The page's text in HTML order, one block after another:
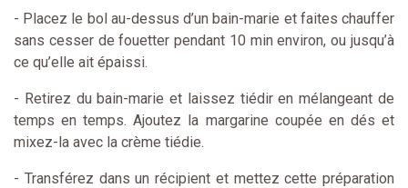
- Placez le bol au-dessus d’un bain-marie et faites chauffer
sans cesser de fouetter pendant 10 min environ, ou jusqu’à
ce qu’elle ait épaissi.
- Retirez du bain-marie et laissez tiédir en mélangeant de
temps en temps. Ajoutez la margarine coupée en dés et
mixez-la avec la crème tiédie.
- Transférez dans un récipient et mettez cette préparation